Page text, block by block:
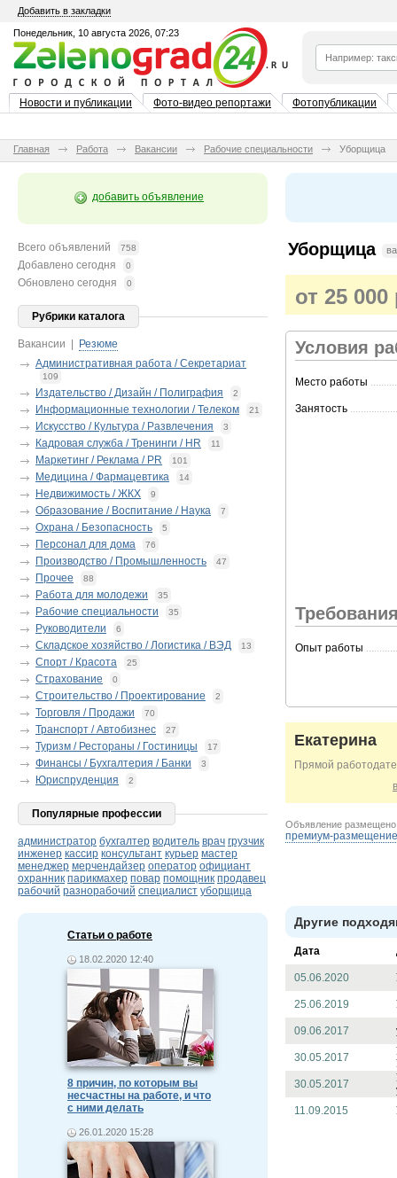
Добавить в закладки
Понедельник, 10 августа 2026, 07:23
Новости и публикации Фото-видео репортажи Фотопубликации
Главная Работа Вакансии Рабочие специальности Уборщица
добавить объявление
Всего объявлений 758
Добавлено сегодня 0
Обновлено сегодня 0
Рубрики каталога
Вакансии
Резюме
Административная работа / Секретариат
109
Издательство / Дизайн / Полиграфия 2
Информационные технологии / Телеком 21
Искусство / Культура / Развлечения 3
Кадровая служба / Тренинги / HR 11
Маркетинг / Реклама / PR 101
Медицина / Фармацевтика 14
Недвижимость / ЖКХ 9
Образование / Воспитание / Наука 7
Охрана / Безопасность 5
Персонал для дома 76
Производство / Промышленность 47
Прочее 88
Работа для молодежи 35
Рабочие специальности 35
Руководители 6
Складское хозяйство / Логистика / ВЭД 13
Спорт / Красота 25
Страхование 0
Строительство / Проектирование 2
Торговля / Продажи 70
Транспорт / Автобизнес 27
Туризм / Рестораны / Гостиницы 17
Финансы / Бухгалтерия / Банки 3
Юриспруденция 2
Популярные профессии
администратор бухгалтер водитель врач грузчик
инженер кассир консультант курьер мастер
менеджер мерчендайзер оператор официант
охранник парикмахер повар помощник продавец
рабочий разнорабочий специалист уборщица
Статьи о работе
18.02.2020 12:40
8 причин, по которым вы
несчастны на работе, и что
с ними делать
26.01.2020 15:28
Уборщица
от 25
Условия
Место работы
Занятость
Опыт работы
Екатерина
Прямой
Объявление
премиум-размещение
Другие
Дата
05.06.2020
25.06.2019
09.06.2017
30.05.2017
30.05.2017
11.09.2015